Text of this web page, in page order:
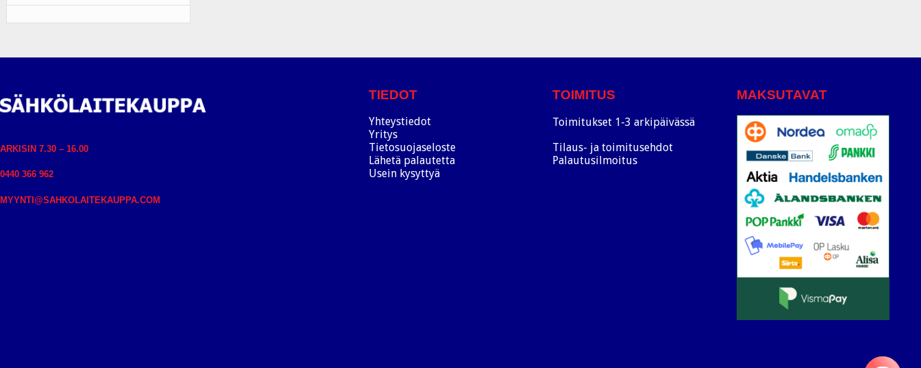
ARKISIN 7.30 – 16.00
0440 366 962
MYYNTI@SAHKOLAITEKAUPPA.COM
TIEDOT
Yhteystiedot
Yritys
Tietosuojaseloste
Lähetä palautetta
Usein kysyttyä
TOIMITUS
Toimitukset 1-3 arkipäivässä
Tilaus- ja toimitusehdot
Palautusilmoitus
MAKSUTAVAT